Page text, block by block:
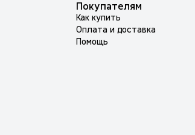
Покупателям
Как купить
Оплата и доставка
Помощь